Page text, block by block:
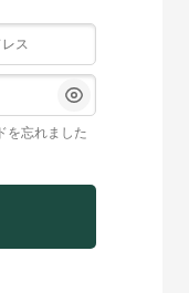
を忘れました